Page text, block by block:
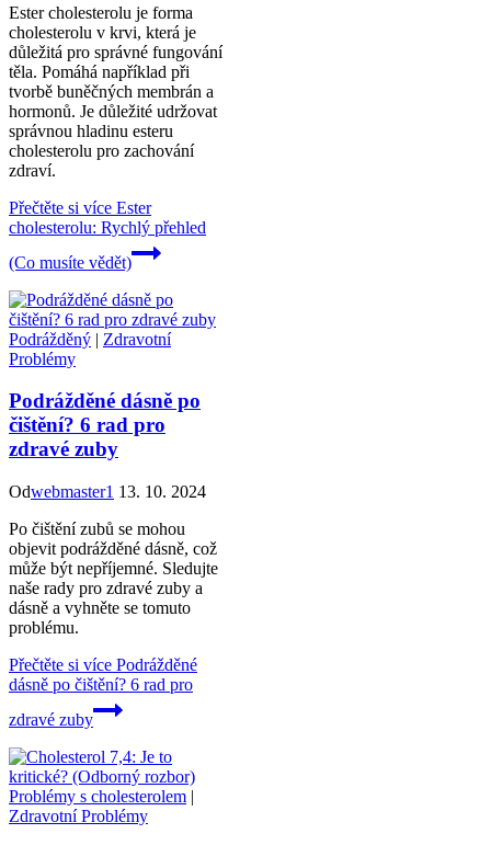
Ester cholesterolu je forma
cholesterolu v krvi, která je
důležitá pro správné fungování
těla. Pomáhá například při
tvorbě buněčných membrán a
hormonů. Je důležité udržovat
správnou hladinu esteru
cholesterolu pro zachování
zdraví.
Přečtěte si více Ester
cholesterolu: Rychlý přehled
(Co musíte vědět)
Podrážděný | Zdravotní
Problémy
Podrážděné dásně po
čištění? 6 rad pro
zdravé zuby
Odwebmaster1 13. 10. 2024
Po čištění zubů se mohou
objevit podrážděné dásně, což
může být nepříjemné. Sledujte
naše rady pro zdravé zuby a
dásně a vyhněte se tomuto
problému.
Přečtěte si více Podrážděné
dásně po čištění? 6 rad pro
zdravé zuby
Problémy s cholesterolem |
Zdravotní Problémy